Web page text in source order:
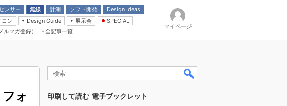
ンサー 無線 計測 ソフト開発
Design Ideas
アナログ機能回路
計測とテスト
Wired, Weird
コン
Design Guide
展示会
ジコンピューティング展
SPECIAL
Microchip情報
ルマガ登録） 全記事一覧
マイページ
ォ
印刷して読む 電子ブックレット